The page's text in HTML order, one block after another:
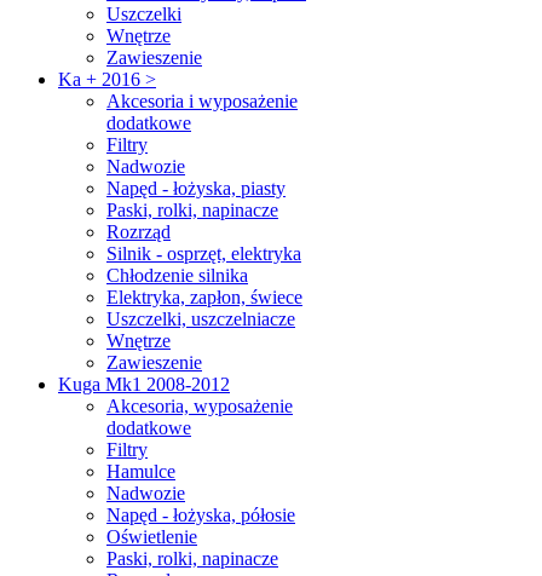
Uszczelki
Wnętrze
Zawieszenie
Ka + 2016 >
Akcesoria i wyposażenie
dodatkowe
Filtry
Nadwozie
Napęd - łożyska, piasty
Paski, rolki, napinacze
Rozrząd
Silnik - osprzęt, elektryka
Chłodzenie silnika
Elektryka, zapłon, świece
Uszczelki, uszczelniacze
Wnętrze
Zawieszenie
Kuga Mk1 2008-2012
Akcesoria, wyposażenie
dodatkowe
Filtry
Hamulce
Nadwozie
Napęd - łożyska, półosie
Oświetlenie
Paski, rolki, napinacze